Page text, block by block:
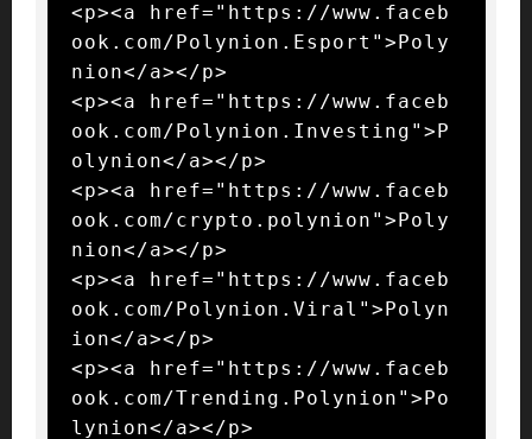
<p><a href="https://www.faceb
ook.com/Polynion.Esport">Poly
nion</a></p>
<p><a href="https://www.faceb
ook.com/Polynion.Investing">P
olynion</a></p>
<p><a href="https://www.faceb
ook.com/crypto.polynion">Poly
nion</a></p>
<p><a href="https://www.faceb
ook.com/Polynion.Viral">Polyn
ion</a></p>
<p><a href="https://www.faceb
ook.com/Trending.Polynion">Po
lynion</a></p>